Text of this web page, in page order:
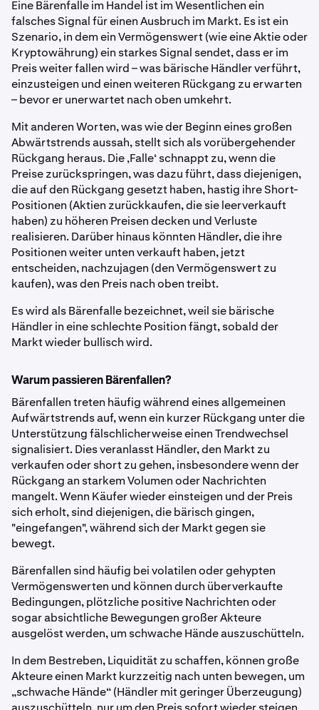
Eine Bärenfalle im Handel ist im Wesentlichen ein
falsches Signal für einen Ausbruch im Markt. Es ist ein
Szenario, in dem ein Vermögenswert (wie eine Aktie oder
Kryptowährung) ein starkes Signal sendet, dass er im
Preis weiter fallen wird – was bärische Händler verführt,
einzusteigen und einen weiteren Rückgang zu erwarten
– bevor er unerwartet nach oben umkehrt.
Mit anderen Worten, was wie der Beginn eines großen
Abwärtstrends aussah, stellt sich als vorübergehender
Rückgang heraus. Die ‚Falle‘ schnappt zu, wenn die
Preise zurückspringen, was dazu führt, dass diejenigen,
die auf den Rückgang gesetzt haben, hastig ihre Short-
Positionen (Aktien zurückkaufen, die sie leerverkauft
haben) zu höheren Preisen decken und Verluste
realisieren. Darüber hinaus könnten Händler, die ihre
Positionen weiter unten verkauft haben, jetzt
entscheiden, nachzujagen (den Vermögenswert zu
kaufen), was den Preis nach oben treibt.
Es wird als Bärenfalle bezeichnet, weil sie bärische
Händler in eine schlechte Position fängt, sobald der
Markt wieder bullisch wird.
Warum passieren Bärenfallen?
Bärenfallen treten häufig während eines allgemeinen
Aufwärtstrends auf, wenn ein kurzer Rückgang unter die
Unterstützung fälschlicherweise einen Trendwechsel
signalisiert. Dies veranlasst Händler, den Markt zu
verkaufen oder short zu gehen, insbesondere wenn der
Rückgang an starkem Volumen oder Nachrichten
mangelt. Wenn Käufer wieder einsteigen und der Preis
sich erholt, sind diejenigen, die bärisch gingen,
"eingefangen", während sich der Markt gegen sie
bewegt.
Bärenfallen sind häufig bei volatilen oder gehypten
Vermögenswerten und können durch überverkaufte
Bedingungen, plötzliche positive Nachrichten oder
sogar absichtliche Bewegungen großer Akteure
ausgelöst werden, um schwache Hände auszuschütteln.
In dem Bestreben, Liquidität zu schaffen, können große
Akteure einen Markt kurzzeitig nach unten bewegen, um
„schwache Hände“ (Händler mit geringer Überzeugung)